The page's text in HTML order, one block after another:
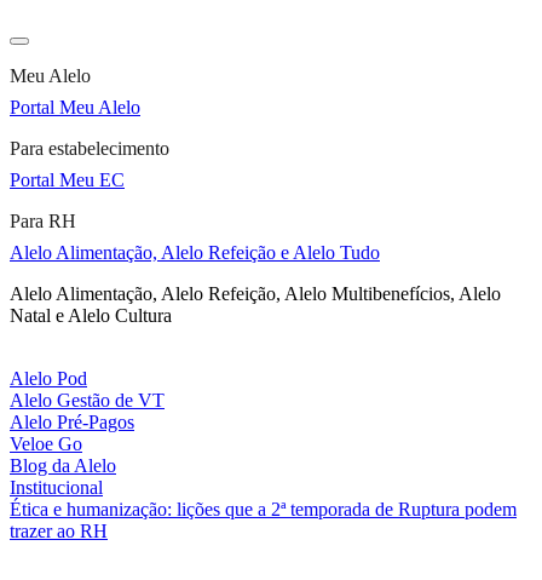
Meu Alelo
Portal Meu Alelo
Para estabelecimento
Portal Meu EC
Para RH
Alelo Alimentação, Alelo Refeição e Alelo Tudo
Alelo Alimentação, Alelo Refeição, Alelo Multibenefícios, Alelo
Natal e Alelo Cultura
Alelo Pod
Alelo Gestão de VT
Alelo Pré-Pagos
Veloe Go
Blog da Alelo
Institucional
Ética e humanização: lições que a 2ª temporada de Ruptura podem
trazer ao RH